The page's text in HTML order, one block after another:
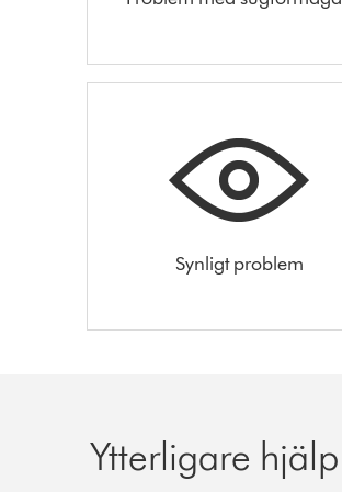
Synligt problem
Ytterligare hjälp